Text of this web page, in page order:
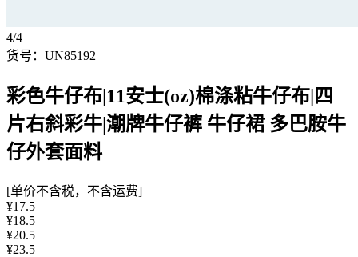
4/4
货号：UN85192
彩色牛仔布|11安士(oz)棉涤粘牛仔布|四
片右斜彩牛|潮牌牛仔裤 牛仔裙 多巴胺牛
仔外套面料
[单价不含税，不含运费]
¥17.5
¥18.5
¥20.5
¥23.5